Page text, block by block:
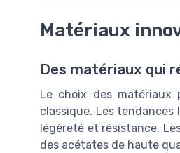
Matériaux
Des matériaux qui
Le choix des
classique. Les
légèreté et résistance.
des acétates de haute